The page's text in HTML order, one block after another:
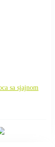
sa sjajnom